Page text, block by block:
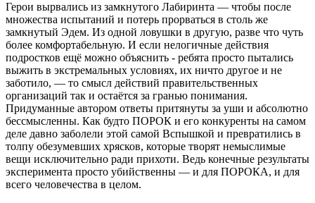
Герои вырвались из замкнутого Лабиринта — чтобы после
множества испытаний и потерь прорваться в столь же
замкнутый Эдем. Из одной ловушки в другую, разве что чуть
более комфортабельную. И если нелогичные действия
подростков ещё можно объяснить - ребята просто пытались
выжить в экстремальных условиях, их ничто другое и не
заботило, — то смысл действий правительственных
организаций так и остаётся за гранью понимания.
Придуманные автором ответы притянуты за уши и абсолютно
бессмысленны. Как будто ПОРОК и его конкуренты на самом
деле давно заболели этой самой Вспышкой и превратились в
толпу обезумевших хрясков, которые творят немыслимые
вещи исключительно ради прихоти. Ведь конечные результаты
эксперимента просто убийственны — и для ПОРОКА, и для
всего человечества в целом.